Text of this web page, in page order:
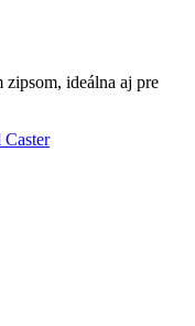
ideálna aj pre